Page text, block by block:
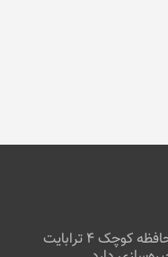
این کارت حافظه کوچک ۴ ترابایت